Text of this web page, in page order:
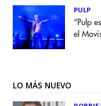
PULP
“Pulp
el
LO MÁS NUEVO